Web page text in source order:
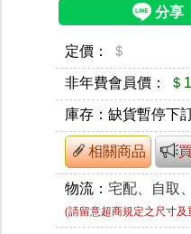
定價： ＄
非年費會員價： ＄1
庫存：缺貨暫停下
相關商品
物流：宅配、自取
(請留意超商規定之尺寸